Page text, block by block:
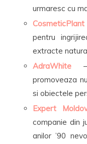
urmaresc cu
CosmeticPlant
pentru
extracte
AdraWhite –
promoveaza
si obiectele
Expert
companie din
anilor ’90